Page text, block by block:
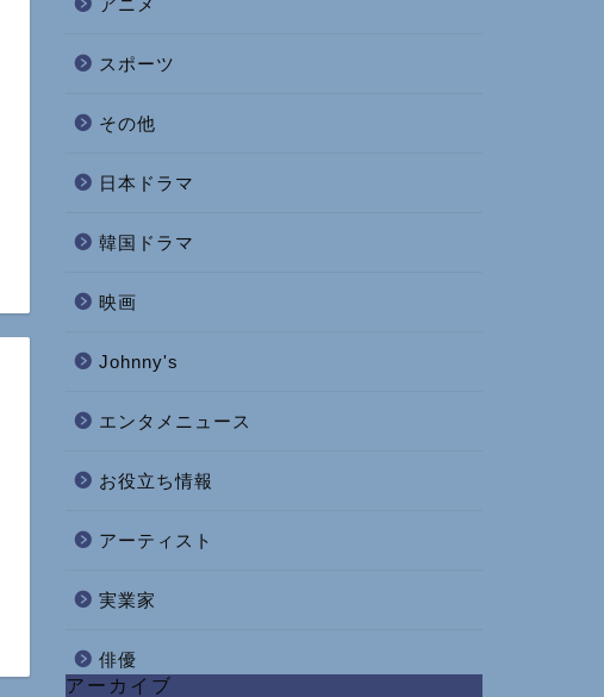
アニメ
スポーツ
その他
日本ドラマ
韓国ドラマ
映画
Johnny's
エンタメニュース
お役立ち情報
アーティスト
実業家
俳優
アーカイブ